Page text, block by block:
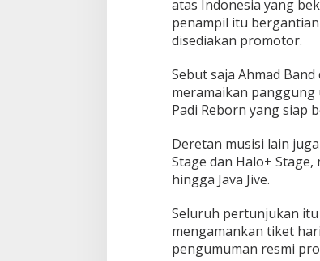
atas Indonesia yang
penampil itu
disediakan promotor.
Sebut saja Ahmad
meramaikan panggung
Padi Reborn yang siap
Deretan musisi lain
Stage dan Halo+ Stage,
hingga Java Jive.
Seluruh pertunjukan
mengamankan tiket
pengumuman resmi